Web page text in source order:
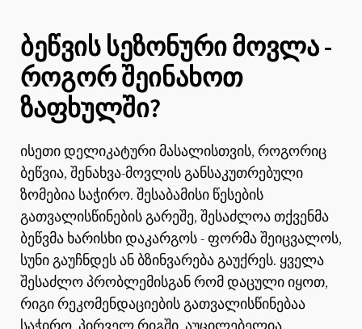
ბეწვის სეზონური მოვლა -
როგორ შეინახოთ
ზაფხულში?
ისეთი დელიკატური მასალისთვის, როგორიც
ბეწვია, შენახვა-მოვლის განსაკუთრებული
ზომებია საჭირო. შესაბამისი წესების
გათვალისწინების გარეშე, შესაძლოა თქვენმა
ბეწვმა ხარისხი დაკარგოს - ფორმა შეიცვალოს,
სუნი გაუჩნდეს ან ბზინვარება გაუქრეს. ყველა
შესაძლო პრობლემისგან რომ დაცული იყოთ,
რიგი რეკომენდაციების გათვალისწინებაა